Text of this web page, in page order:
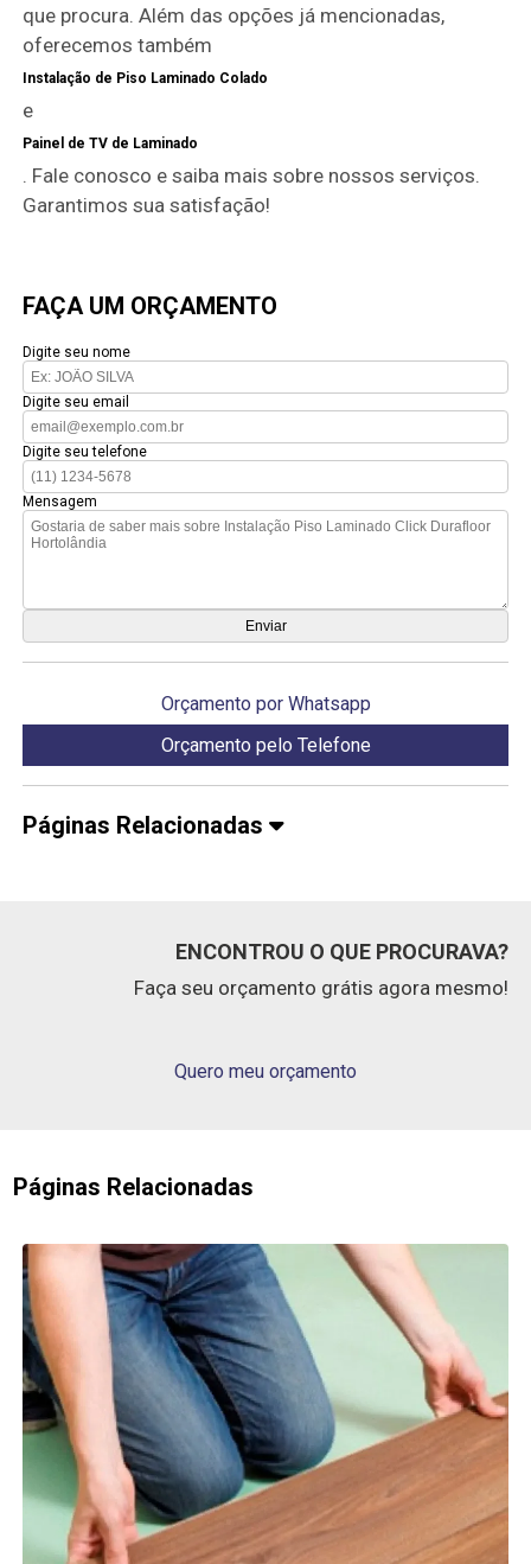
que procura. Além das opções já mencionadas,
oferecemos também
Instalação de Piso Laminado Colado
e
Painel de TV de Laminado
. Fale conosco e saiba mais sobre nossos serviços.
Garantimos sua satisfação!
FAÇA UM ORÇAMENTO
Digite seu nome
Digite seu email
Digite seu telefone
Mensagem
Orçamento por Whatsapp
Orçamento pelo Telefone
Páginas Relacionadas
ENCONTROU O QUE PROCURAVA?
Faça seu orçamento grátis agora mesmo!
Quero meu orçamento
Páginas Relacionadas